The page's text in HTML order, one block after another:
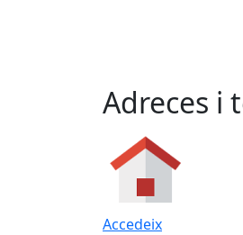
Adreces i
Accedeix